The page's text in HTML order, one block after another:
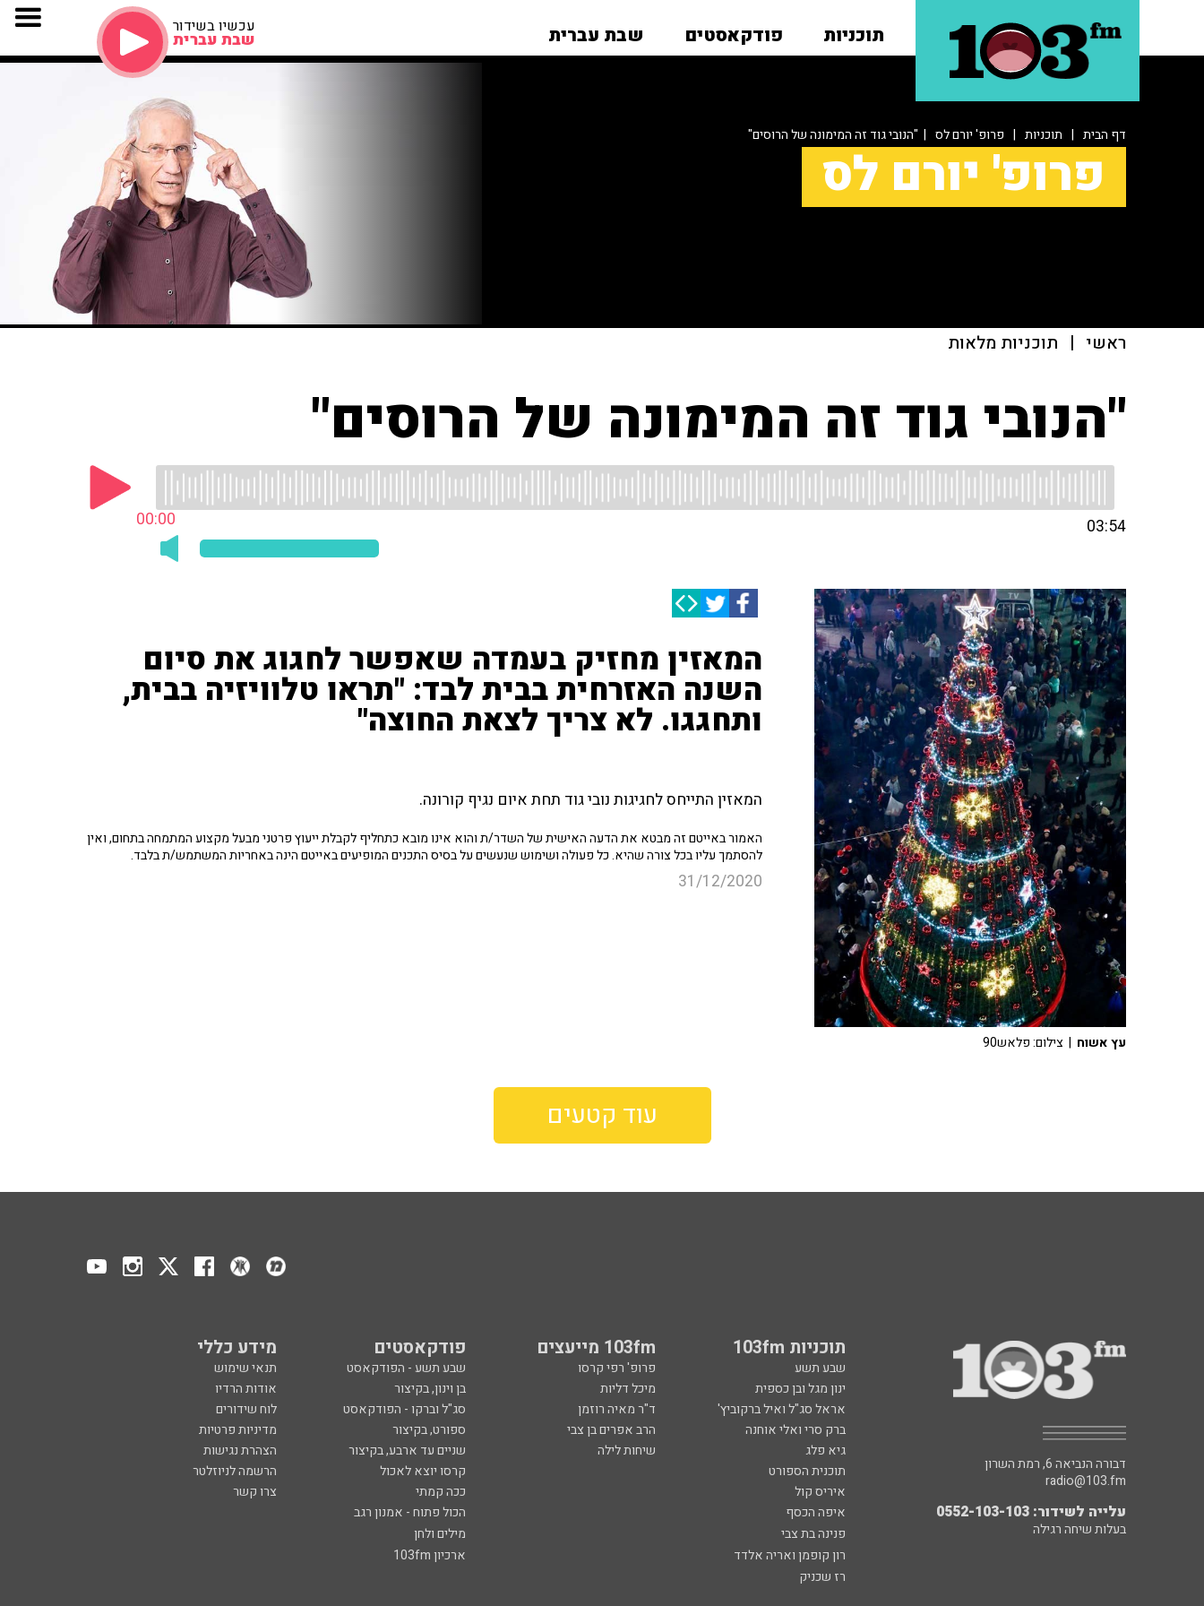
תוכניות פודקאסטים שבת עברית עכשיו בשידור
שבת עברית
דף הבית | תוכניות | פרופ' יורם לס | "הנובי גוד זה המימונה של הרוסים"
פרופ' יורם לס
ראשי | תוכניות מלאות
"הנובי גוד זה המימונה של הרוסים"
00:00 03:54
המאזין מחזיק בעמדה שאפשר לחגוג את סיום
השנה האזרחית בבית לבד: "תראו טלוויזיה בבית,
ותחגגו. לא צריך לצאת החוצה"
המאזין התייחס לחגיגות נובי גוד תחת איום נגיף קורונה.
האמור באייטם זה מבטא את הדעה האישית של השדר/ת והוא אינו מובא כתחליף לקבלת ייעוץ פרטני מבעל מקצוע המתמחה בתחום, ואין
להסתמך עליו בכל צורה שהיא. כל פעולה ושימוש שנעשים על בסיס התכנים המופיעים באייטם הינה באחריות המשתמש/ת בלבד.
31/12/2020
עץ אשוח | צילום: פלאש90
עוד קטעים
תוכניות 103fm 103fm מייעצים פודקאסטים מידע כללי
שבע תשע פרופ' רפי קרסו שבע תשע - הפודקאסט
תנאי שימוש
ינון מגל ובן כספית
מיכל דליות בן וינון, בקיצור
אודות הרדיו
אראל סג"ל ואיל ברקוביץ'
ד"ר מאיה רוזמן סג"ל וברקו - הפודקאסט
לוח שידורים
ברק סרי ואלי אוחנה
הרב אפרים בן צבי ספורט, בקיצור
מדיניות פרטיות
גיא פלג
שיחות לילה שניים עד ארבע, בקיצור
הצהרת נגישות
תוכנית הספורט
קרסו יוצא לאכול
הרשמה לניוזלטר
איריס קול
ככה קמתי
צרו קשר
איפה הכסף
הכול פתוח - אמנון רגב
פנינה בת צבי
מילים ולחן
רון קופמן ואריה אלדד
ארכיון 103fm
רז שכניק
דבורה הנביאה 6, רמת השרון
radio@103.fm
עלייה לשידור: 0552-103-103
בעלות שיחה רגילה